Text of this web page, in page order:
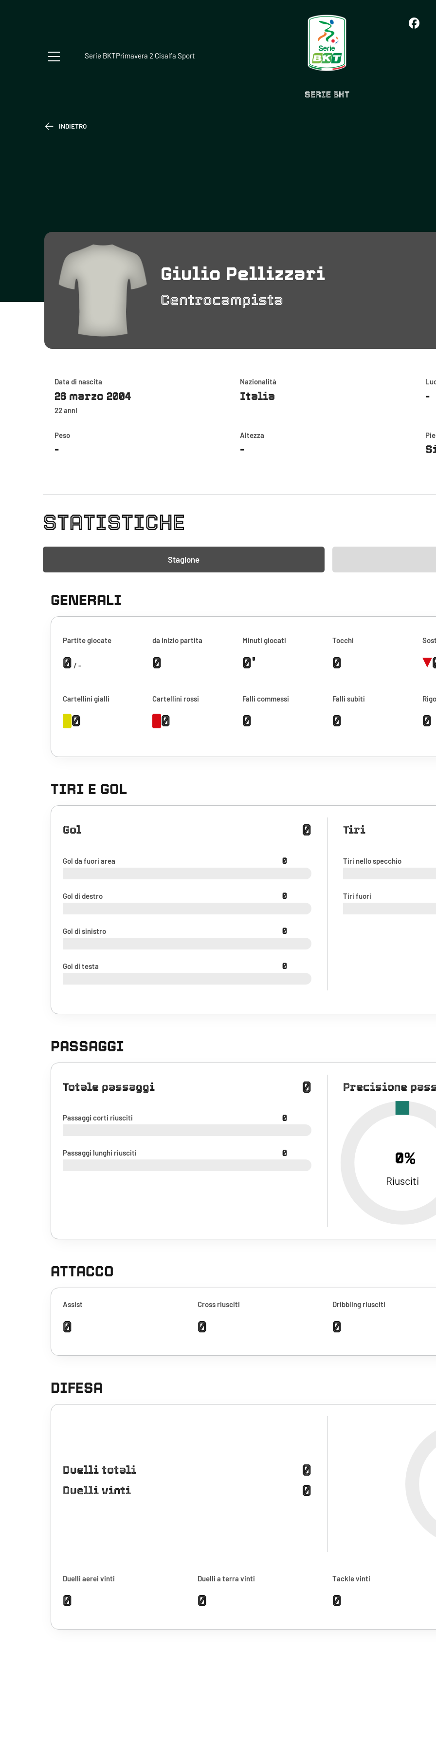
SERIE BKT
Serie BKTPrimavera 2 Cisalfa Sport
INDIETRO
Giulio Pellizzari
Centrocampista
Data di nascita
26 marzo 2004
22 anni
Nazionalità
Italia -
Peso
-
Altezza
-
STATISTICHE
Stagione
GENERALI
Partite giocate
0 / -
da inizio partita
0
Minuti giocati
0'
Tocchi
0
Cartellini gialli
0
Cartellini rossi
0
Falli commessi
0
Falli subiti
0 0
TIRI E GOL
Gol 0
Gol da fuori area 0
Gol di destro 0
Gol di sinistro 0
Gol di testa 0
Tiri
Tiri nello specchio
Tiri fuori
PASSAGGI
Totale passaggi 0
Passaggi corti riusciti 0
Passaggi lunghi riusciti 0
Precisione
0%
Riusciti
ATTACCO
Assist
0
Cross riusciti
0
Dribbling riusciti
0
DIFESA
Duelli totali 0
Duelli vinti 0
Duelli aerei vinti
0
Duelli a terra vinti
0
Tackle vinti
0